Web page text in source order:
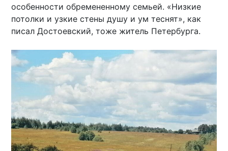
особенности обремененному семьей. «Низкие
потолки и узкие стены душу и ум теснят», как
писал Достоевский, тоже житель Петербурга.